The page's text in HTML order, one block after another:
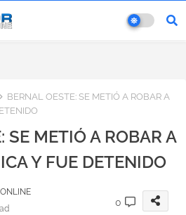
BERNAL OESTE: SE METIÓ A ROBAR A
SE METIÓ A ROBAR A
Y FUE DETENIDO
0